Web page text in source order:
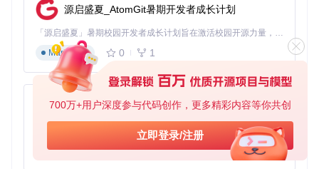
700万+用户深度参与代码创作，更多精彩内容等你共创
立即登录/注册
驱动安装
✅ 原生支持
❌ 仅支持提取
日志生成
✅ 完整日志 ✅ 完整日志
实操检验点 ：在不同系统环境下执行
un命令，检查输出的驱动包URL和型号信息是否一致。
三、场景落地：三大实战应用案例
场景描述： MacBook Pro用户需要在Boot Camp分区安装Win
源启盛夏_AtomGit暑期开发者成长计划
「源启盛夏」暑期校园开发者成长计划旨在激活校园开源力量，通过积分激励、认证扶持、资源倾斜等形式，引导高校组织和开发者完成「入驻 — 建项目 — 做贡献 — 获认证 — 得资源」的完整闭环。无论你是想带领社团入驻平台的组织者，还是希望用代码贡献证明自己的开发者，都能在这里找到属于你的成长路径。
Markdown
0 1
py-xiaozhi
基于Python的Xiaozhi AI，适用于想要完整Xiaozhi体验而无需拥有专用硬件的用户。
Python
0 1